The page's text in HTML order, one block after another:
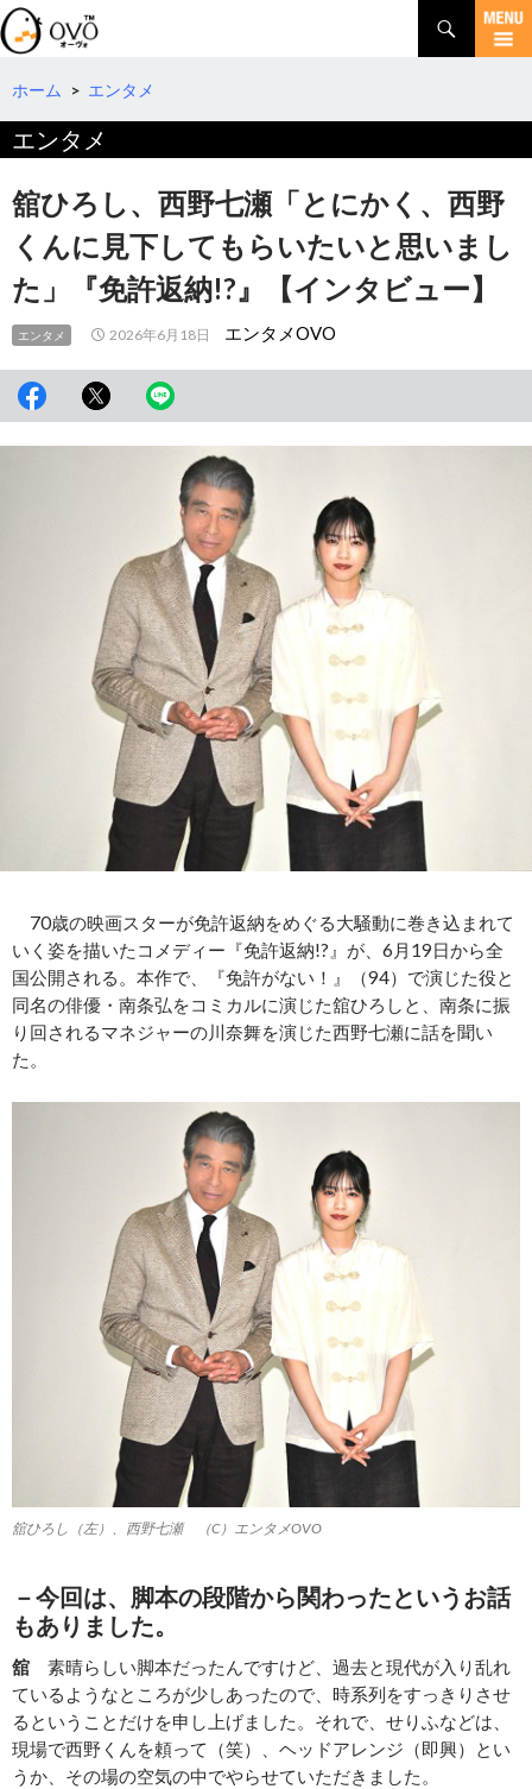
検
索
コ
テ
へ
動
ホーム > エンタメ
エンタメ
舘ひろし、西野七瀬「とにかく、西野
くんに見下してもらいたいと思いまし
た」『免許返納!?』【インタビュー】
エンタメ 2026年6月18日 エンタメOVO
70歳の映画スターが免許返納をめぐる大騒動に巻き込まれて
いく姿を描いたコメディー『免許返納!?』が、6月19日から全
国公開される。本作で、『免許がない！』（94）で演じた役と
同名の俳優・南条弘をコミカルに演じた舘ひろしと、南条に振
り回されるマネジャーの川奈舞を演じた西野七瀬に話を聞い
た。
舘ひろし（左）、西野七瀬 （C）エンタメOVO
－今回は、脚本の段階から関わったというお話
もありました。
舘 素晴らしい脚本だったんですけど、過去と現代が入り乱れ
ているようなところが少しあったので、時系列をすっきりさせ
るということだけを申し上げました。それで、せりふなどは、
現場で西野くんを頼って（笑）、ヘッドアレンジ（即興）とい
うか、その場の空気の中でやらせていただきました。